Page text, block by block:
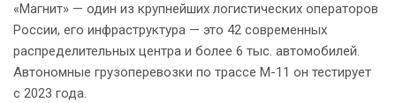
«Магнит» — один из крупнейших логистических операторов
России, его инфраструктура — это 42 современных
распределительных центра и более 6 тыс. автомобилей.
Автономные грузоперевозки по трассе М-11 он тестирует
с 2023 года.